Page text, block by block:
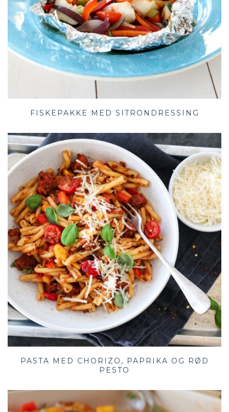
FISKEPAKKE MED SITRONDRESSING
PASTA MED CHORIZO, PAPRIKA OG RØD
PESTO